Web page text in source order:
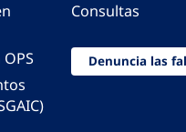
Consultas
Denuncia las